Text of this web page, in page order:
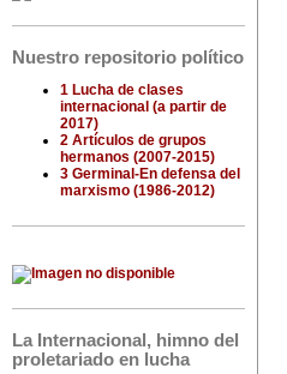
Nuestro repositorio político
1 Lucha de clases
internacional (a partir de
2017)
2 Artículos de grupos
hermanos (2007-2015)
3 Germinal-En defensa del
marxismo (1986-2012)
La Internacional, himno del
proletariado en lucha